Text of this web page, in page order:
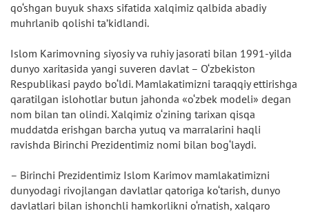
qo‘shgan buyuk shaxs sifatida xalqimiz qalbida abadiy
muhrlanib qolishi ta’kidlandi.
Islom Karimovning siyosiy va ruhiy jasorati bilan 1991-yilda
dunyo xaritasida yangi suveren davlat – O‘zbekiston
Respublikasi paydo bo‘ldi. Mamlakatimizni taraqqiy ettirishga
qaratilgan islohotlar butun jahonda «o‘zbek modeli» degan
nom bilan tan olindi. Xalqimiz o‘zining tarixan qisqa
muddatda erishgan barcha yutuq va marralarini haqli
ravishda Birinchi Prezidentimiz nomi bilan bog‘laydi.
– Birinchi Prezidentimiz Islom Karimov mamlakatimizni
dunyodagi rivojlangan davlatlar qatoriga ko‘tarish, dunyo
davlatlari bilan ishonchli hamkorlikni o‘rnatish, xalqaro